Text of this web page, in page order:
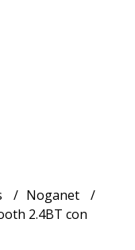
Noganet
2.4BT con